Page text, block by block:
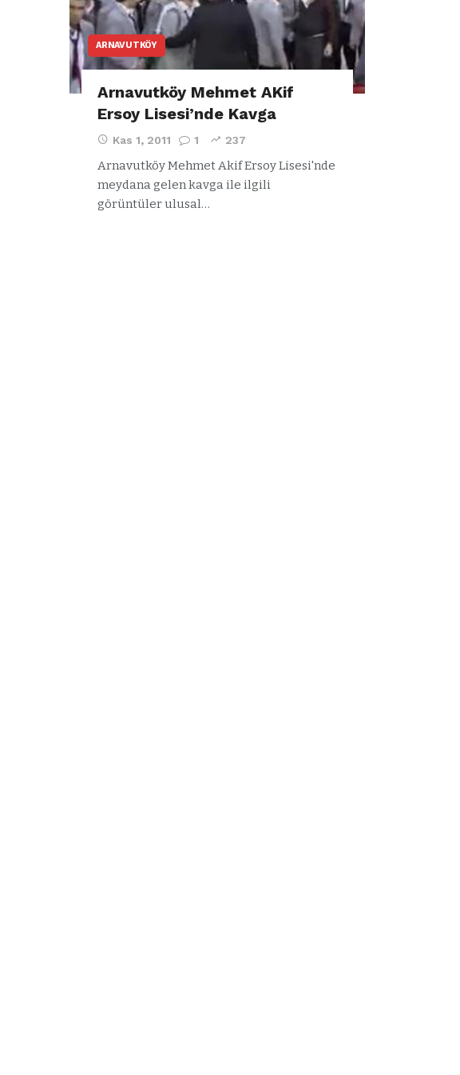
ARNAVUTKÖY
Arnavutköy Mehmet AKif
Ersoy Lisesi’nde Kavga
Kas 1, 2011 1 237
Arnavutköy Mehmet Akif Ersoy Lisesi'nde
meydana gelen kavga ile ilgili
görüntüler ulusal…